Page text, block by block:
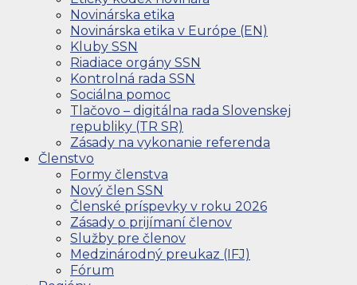
Novinárska etika
Novinárska etika v Európe (EN)
Kluby SSN
Riadiace orgány SSN
Kontrolná rada SSN
Sociálna pomoc
Tlačovo – digitálna rada Slovenskej
republiky (TR SR)
Zásady na vykonanie referenda
Členstvo
Formy členstva
Nový člen SSN
Členské príspevky v roku 2026
Zásady o prijímaní členov
Služby pre členov
Medzinárodný preukaz (IFJ)
Fórum